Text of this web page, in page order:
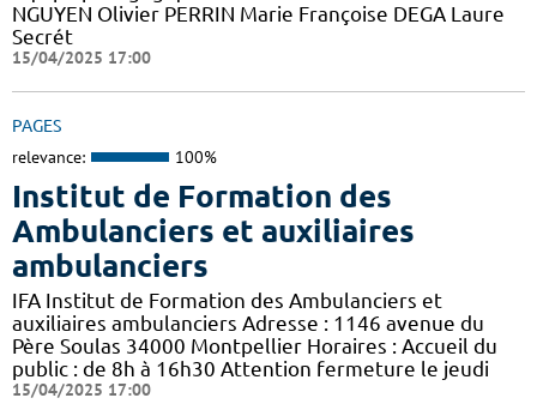
NGUYEN Olivier PERRIN Marie Françoise DEGA Laure
Secrét
15/04/2025 17:00
PAGES
relevance: 100%
Institut de Formation des
Ambulanciers et auxiliaires
ambulanciers
IFA Institut de Formation des Ambulanciers et
auxiliaires ambulanciers Adresse : 1146 avenue du
Père Soulas 34000 Montpellier Horaires : Accueil du
public : de 8h à 16h30 Attention fermeture le jeudi
15/04/2025 17:00